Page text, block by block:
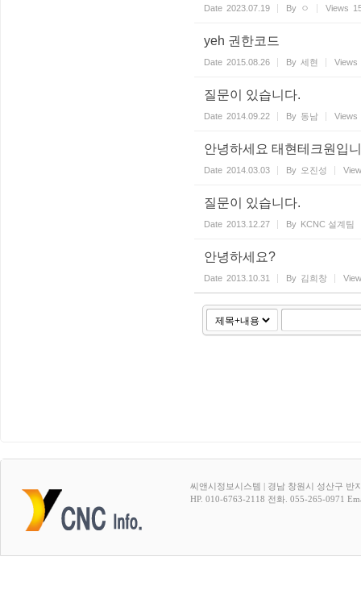
Date 2023.07.19 By ㅇ Views
yeh 권한코드
Date 2015.08.26 By 세현 Views
질문이 있습니다.
Date 2014.09.22 By 동남 Views
안녕하세요 태현테크원입
Date 2014.03.03 By 오진성
질문이 있습니다.
Date 2013.12.27 By KCNC 설계팀
안녕하세요?
Date 2013.10.31 By 김희창
씨앤시정보시스템 | 경남 창원시 성산구 반
HP. 010-6763-2118 전화. 055-265-0971